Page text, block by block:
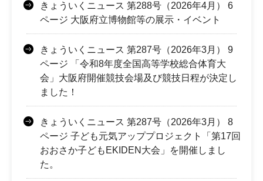
きょういくニュース 第288号（2026年4月） 6
ページ 大阪府立博物館等の展示・イベント
きょういくニュース 第287号（2026年3月） 9
ページ 「令和8年度全国高等学校総合体育大
会」大阪府開催競技会場及び競技日程が決定し
ました！
きょういくニュース 第287号（2026年3月） 8
ページ 子ども元気アッププロジェクト「第17回
おおさか子どもEKIDEN大会」を開催しまし
た。